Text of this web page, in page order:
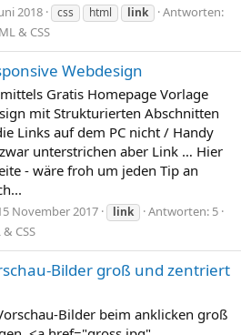
2018 css html link
Antworten:
& CSS
Webdesign
Gratis Homepage Vorlage
mit Strukturierten Abschnitten
Links auf dem PC nicht / Handy
unterstrichen aber Link … Hier
- wäre froh um jeden Tip an
...
November 2017 link
Antworten: 5
CSS
Bilder groß und zentriert
Bilder beim anklicken groß